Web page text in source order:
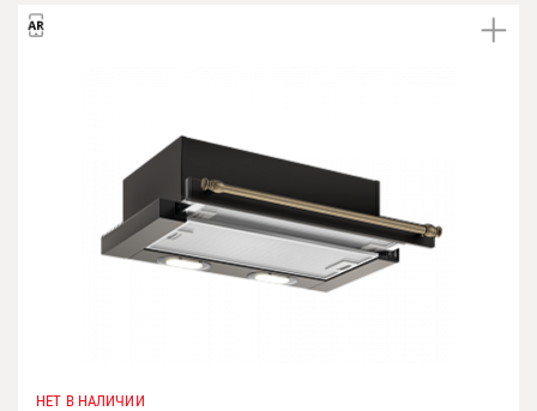
НЕТ В НАЛИЧИИ